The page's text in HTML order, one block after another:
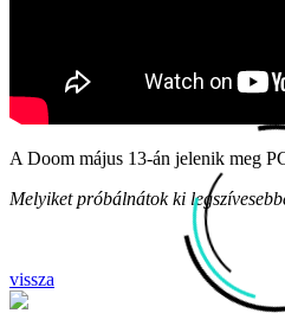
A Doom május 13-án jelenik meg
Melyiket próbálnátok ki
vissza